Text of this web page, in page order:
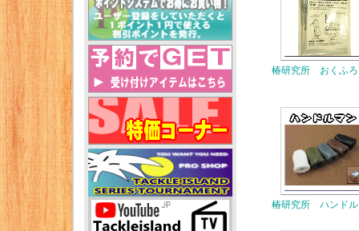
椿研究所 おくふろ
椿研究所 ハンドル